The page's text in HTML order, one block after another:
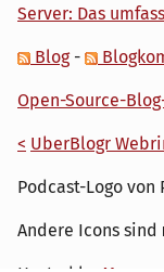
Server: Das
Blog-
Open-Source-
< UberBlogr
Podcast-Logo
Andere Icons sind